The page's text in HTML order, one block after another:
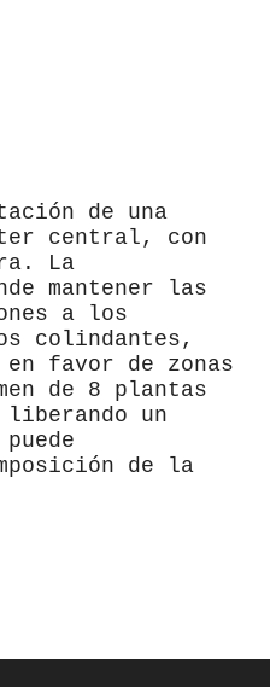
de una
central, con
La
mantener las
a los
colindantes,
favor de zonas
de 8 plantas
un
de la